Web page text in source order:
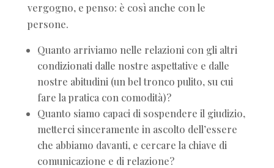
vergogno, e penso: è così anche con le
persone.
Quanto arriviamo nelle relazioni con gli altri
condizionati dalle nostre aspettative e dalle
nostre abitudini (un bel tronco pulito, su cui
fare la pratica con comodità)?
Quanto siamo capaci di sospendere il giudizio,
metterci sinceramente in ascolto dell’essere
che abbiamo davanti, e cercare la chiave di
comunicazione e di relazione?